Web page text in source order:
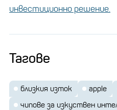
инвестиционно решение.
Тагове
близкия изток apple
чипове за изкуствен